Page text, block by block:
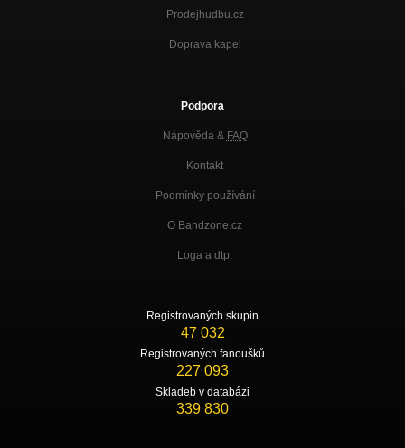
Prodejhudbu.cz
Doprava kapel
Podpora
Nápověda & FAQ
Kontakt
Podmínky používání
O Bandzone.cz
Loga a dtp.
Registrovaných skupin
47 032
Registrovaných fanoušků
227 093
Skladeb v databázi
339 830